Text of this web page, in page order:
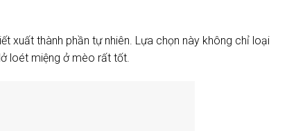
xuất thành phần tự nhiên. Lựa chọn này không chỉ loại
loét miệng ở mèo rất tốt.